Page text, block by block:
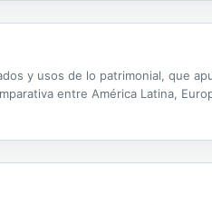
y usos de lo patrimonial, que
entre América Latina,